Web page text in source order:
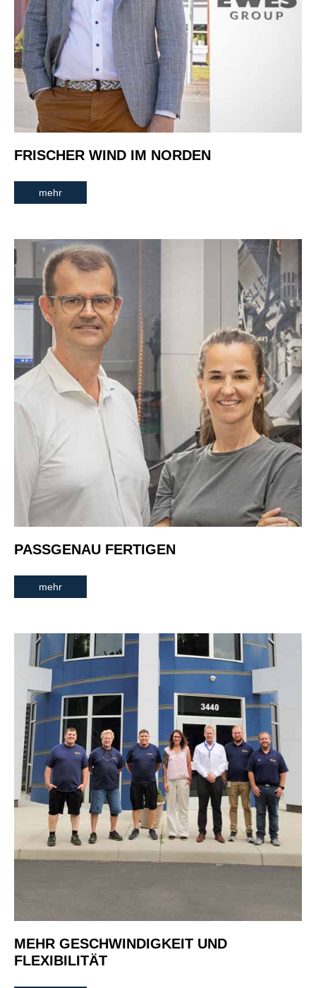
FRISCHER WIND IM NORDEN
mehr
PASSGENAU FERTIGEN
mehr
MEHR GESCHWINDIGKEIT UND
FLEXIBILITÄT